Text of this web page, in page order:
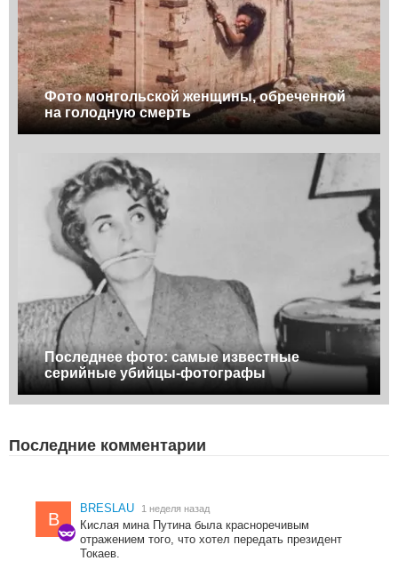
Фото монгольской женщины, обреченной
на голодную смерть
Последнее фото: самые известные
серийные убийцы-фотографы
Последние комментарии
B
BRESLAU 1 неделя назад
Кислая мина Путина была красноречивым
отражением того, что хотел передать президент
Токаев.